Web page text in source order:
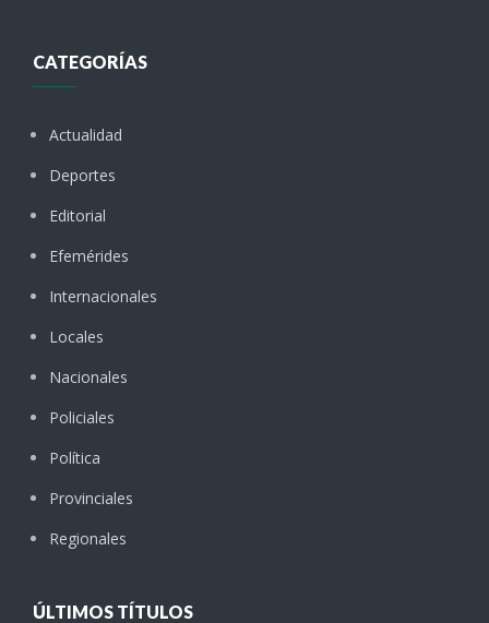
CATEGORÍAS
Actualidad
Deportes
Editorial
Efemérides
Internacionales
Locales
Nacionales
Policiales
Política
Provinciales
Regionales
ÚLTIMOS TÍTULOS